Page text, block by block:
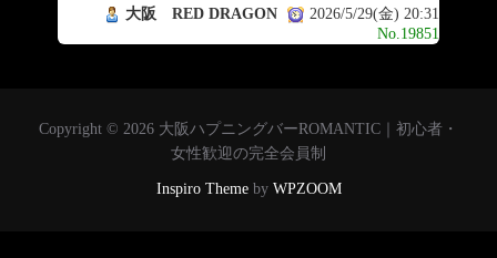
大阪 RED DRAGON
2026/5/29(金) 20:31
No.19851
Copyright © 2026 大阪ハプニングバーROMANTIC｜初心者・
女性歓迎の完全会員制
Inspiro Themeby WPZOOM